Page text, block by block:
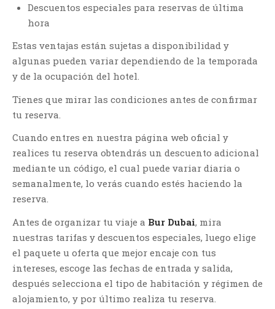
Descuentos especiales para reservas de última
hora
Estas ventajas están sujetas a disponibilidad y
algunas pueden variar dependiendo de la temporada
y de la ocupación del hotel.
Tienes que mirar las condiciones antes de confirmar
tu reserva.
Cuando entres en nuestra página web oficial y
realices tu reserva obtendrás un descuento adicional
mediante un código, el cual puede variar diaria o
semanalmente, lo verás cuando estés haciendo la
reserva.
Antes de organizar tu viaje a Bur Dubai, mira
nuestras tarifas y descuentos especiales, luego elige
el paquete u oferta que mejor encaje con tus
intereses, escoge las fechas de entrada y salida,
después selecciona el tipo de habitación y régimen de
alojamiento, y por último realiza tu reserva.